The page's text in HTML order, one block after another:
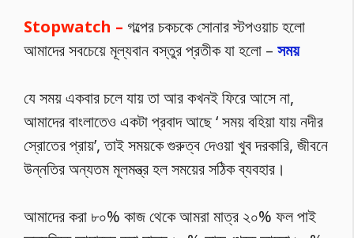
Stopwatch – গল্পের চকচকে সোনার স্টপওয়াচ হলো
আমাদের সবচেয়ে মূল্যবান বস্তুর প্রতীক যা হলো – সময়
যে সময় একবার চলে যায় তা আর কখনই ফিরে আসে না,
আমাদের বাংলাতেও একটা প্রবাদ আছে ‘ সময় বহিয়া যায় নদীর
স্রোতের প্রায়’, তাই সময়কে গুরুত্ব দেওয়া খুব দরকারি, জীবনে
উন্নতির অন্যতম মূলমন্ত্র হল সময়ের সঠিক ব্যবহার।
আমাদের করা ৮০% কাজ থেকে আমরা মাত্র ২০% ফল পাই